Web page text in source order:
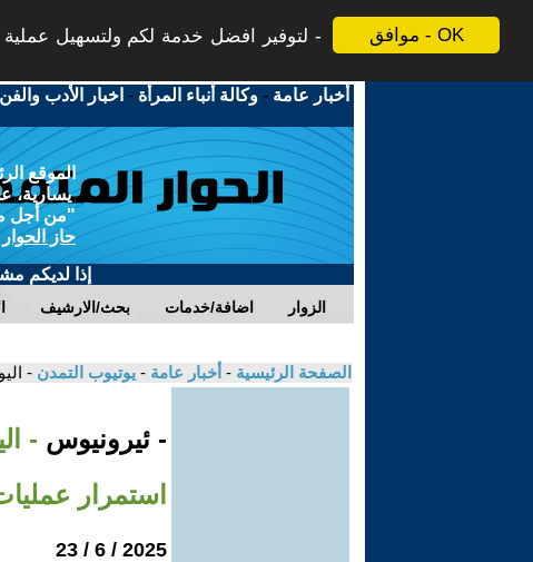
موافق - OK
لتوفير افضل خدمة لكم ولتسهيل
أخبار عامة -وكالة أنباء المرأة - اخبار الأدب والفن
الموقع
يسارية،
"من أجل
حاز
إذا لديكم
بحث/الارشيف اضافة/خدمات الزوار
الصفحة الرئيسية - أخبار عامة - يوتيوب التمدن -
- ئيرونيوس -
استمرار
2025 / 6 / 23